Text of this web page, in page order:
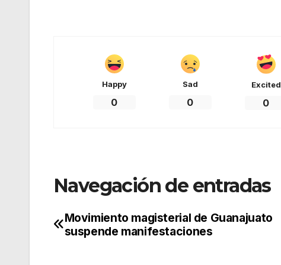
Happy
0
Sad
0
Excited
0
Navegación de entradas
Movimiento magisterial de Guanajuato
suspende manifestaciones